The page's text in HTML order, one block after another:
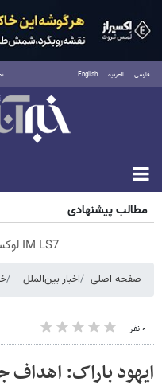
فارسی العربية English
پنجشنبه ۱۵ مرداد ۱۴۰۵
مطالب پیشنهادی
IM LS7 لوکس ترین شاسی بلند برقی ایران
صفحه اصلی اخبار بین‌الملل
۰ نفر
ایهود باراک: